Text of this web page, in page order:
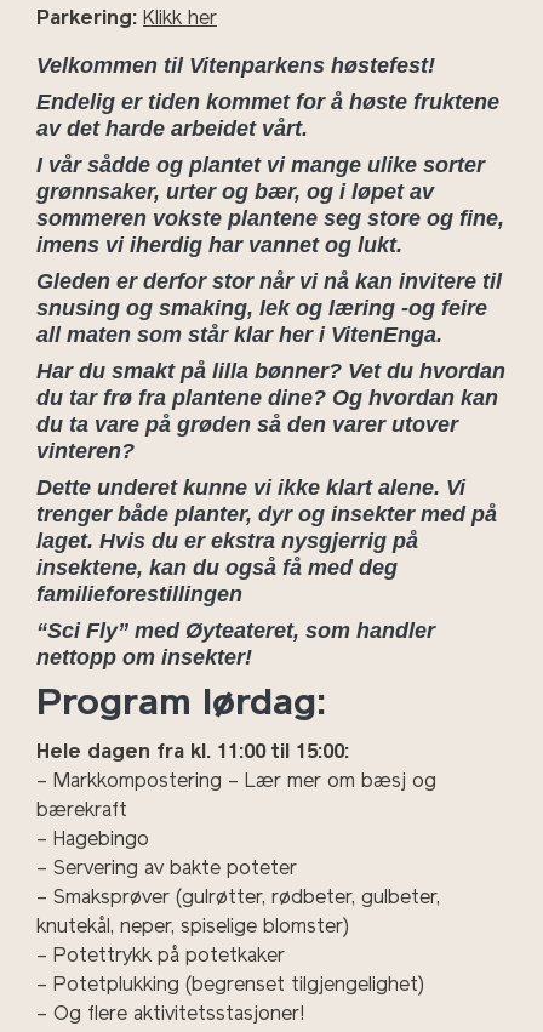
Parkering: Klikk her
Velkommen til Vitenparkens høstefest!
Endelig er tiden kommet for å høste fruktene
av det harde arbeidet vårt.
I vår sådde og plantet vi mange ulike sorter
grønnsaker, urter og bær, og i løpet av
sommeren vokste plantene seg store og fine,
imens vi iherdig har vannet og lukt.
Gleden er derfor stor når vi nå kan invitere til
snusing og smaking, lek og læring -og feire
all maten som står klar her i VitenEnga.
Har du smakt på lilla bønner? Vet du hvordan
du tar frø fra plantene dine? Og hvordan kan
du ta vare på grøden så den varer utover
vinteren?
Dette underet kunne vi ikke klart alene. Vi
trenger både planter, dyr og insekter med på
laget. Hvis du er ekstra nysgjerrig på
insektene, kan du også få med deg
familieforestillingen
“Sci Fly” med Øyteateret, som handler
nettopp om insekter!
Program lørdag:
Hele dagen fra kl. 11:00 til 15:00:
– Markkompostering – Lær mer om bæsj og
bærekraft
– Hagebingo
– Servering av bakte poteter
– Smaksprøver (gulrøtter, rødbeter, gulbeter,
knutekål, neper, spiselige blomster)
– Potettrykk på potetkaker
– Potetplukking (begrenset tilgjengelighet)
– Og flere aktivitetsstasjoner!